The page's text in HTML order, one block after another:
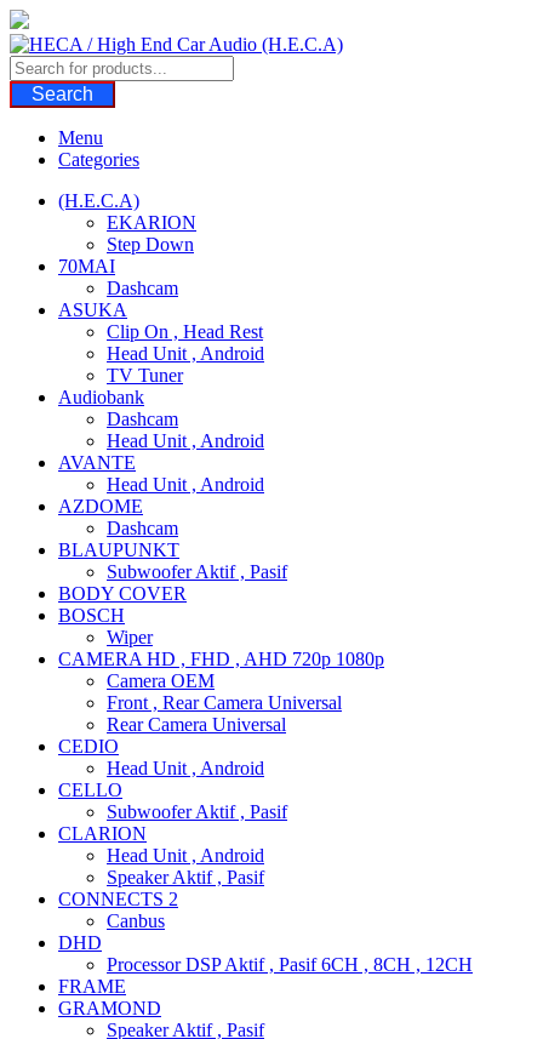
Skip
to
content
Search
Menu
Categories
(H.E.C.A)
EKARION
Step Down
70MAI
Dashcam
ASUKA
Clip On , Head Rest
Head Unit , Android
TV Tuner
Audiobank
Dashcam
Head Unit , Android
AVANTE
Head Unit , Android
AZDOME
Dashcam
BLAUPUNKT
Subwoofer Aktif , Pasif
BODY COVER
BOSCH
Wiper
CAMERA HD , FHD , AHD 720p 1080p
Camera OEM
Front , Rear Camera Universal
Rear Camera Universal
CEDIO
Head Unit , Android
CELLO
Subwoofer Aktif , Pasif
CLARION
Head Unit , Android
Speaker Aktif , Pasif
CONNECTS 2
Canbus
DHD
Processor DSP Aktif , Pasif 6CH , 8CH , 12CH
FRAME
GRAMOND
Speaker Aktif , Pasif